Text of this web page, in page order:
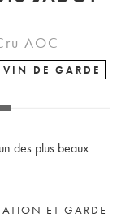
AOC
VIN DE GARDE
des plus beaux
ET GARDE